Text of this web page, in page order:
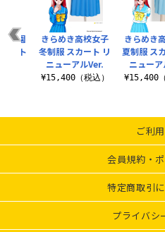
きらめき
夏制服 ス
ニュー
¥15,400（
学園
ート
きらめき高校女子
冬制服 スカート リ
ニューアルVer.
¥15,400（税込）
ご利
会員規約・
特定商取引
プライバシ